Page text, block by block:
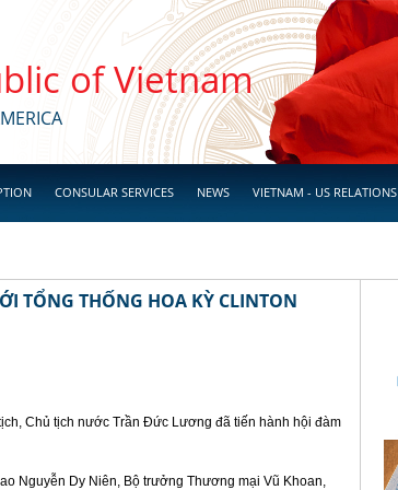
of Vietnam
CONSULAR SERVICES NEWS VIETNAM - US RELATIONS
TỔNG THỐNG HOA KỲ CLINTON
Chủ tịch nước Trần Đức Lương đã tiến hành hội đàm
Nguyễn Dy Niên, Bộ trưởng Thương mại Vũ Khoan,